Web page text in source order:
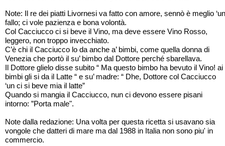
Note: Il re dei piatti Livornesi va fatto con amore, sennò è meglio ‘un
fallo; ci vole pazienza e bona volontà.
Col Cacciucco ci si beve il Vino, ma deve essere Vino Rosso,
leggero, non troppo invecchiato.
C’è chi il Cacciucco lo da anche a’ bimbi, come quella donna di
Venezia che portò il su’ bimbo dal Dottore perché sbarellava.
Il Dottore glielo disse subito “ Ma questo bimbo ha bevuto il Vino! ai
bimbi gli si da il Latte “ e su’ madre: “ Dhe, Dottore col Cacciucco
‘un ci si beve mia il latte”
Quando si mangia il Cacciucco, nun ci devono essere pisani
intorno: ”Porta male".
Note dalla redazione: Una volta per questa ricetta si usavano sia
vongole che datteri di mare ma dal 1988 in Italia non sono piu' in
commercio.